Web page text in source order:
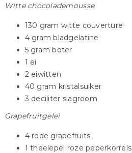
Witte chocolademousse
130 gram witte couverture
4 gram bladgelatine
5 gram boter
1 ei
2 eiwitten
40 gram kristalsuiker
3 deciliter slagroom
Grapefruitgelei
4 rode grapefruits
1 theelepel roze peperkorrels